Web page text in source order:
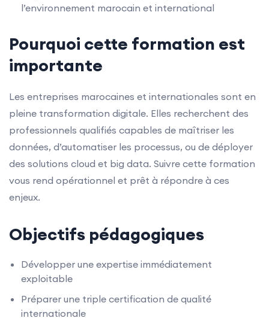
l’environnement marocain et international
Pourquoi cette formation est
importante
Les entreprises marocaines et internationales sont en
pleine transformation digitale. Elles recherchent des
professionnels qualifiés capables de maîtriser les
données, d’automatiser les processus, ou de déployer
des solutions cloud et big data. Suivre cette formation
vous rend opérationnel et prêt à répondre à ces
enjeux.
Objectifs pédagogiques
Développer une expertise immédiatement
exploitable
Préparer une triple certification de qualité
internationale